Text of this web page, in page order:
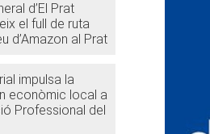
d’El Prat
el full de ruta
d’Amazon al Prat
impulsa la
econòmic local a
Professional del